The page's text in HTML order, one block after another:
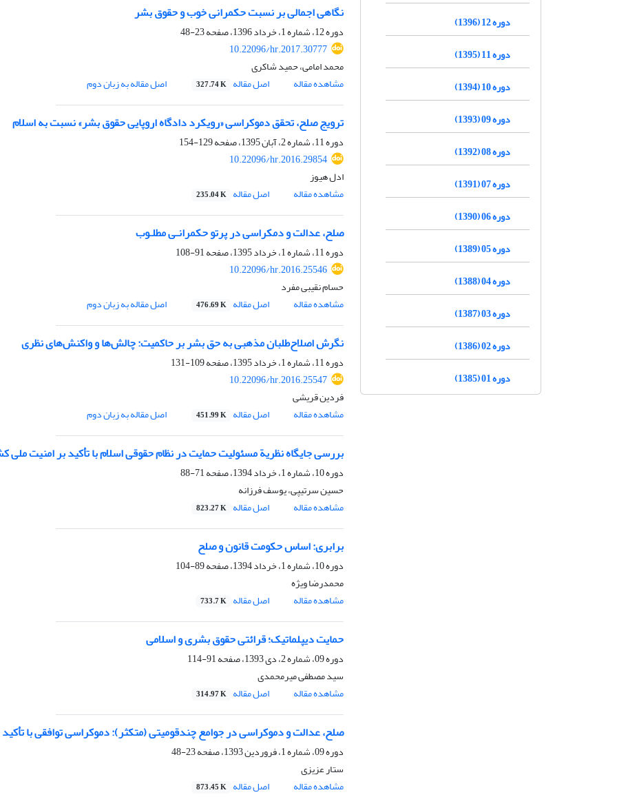
نگاهی اجمالی بر نسبت حکمرانی خوب و حقوق بشر
دوره 12، شماره 1، خرداد 1396، صفحه
23-48
10.22096/hr.2017.30777
محمد امامی، حمید شاکری
مشاهده مقاله
اصل مقاله 327.74 K اصل مقاله به زبان دوم
ترویج صلح، تحقق دموکراسی «رویکرد دادگاه اروپایی حقوق بشر» نسبت به اسلام
دوره 11، شماره 2، آبان 1395، صفحه
129-154
10.22096/hr.2016.29854
ادل هیوز
مشاهده مقاله
اصل مقاله 235.04 K
صلح، عدالت و دمکراسی در پرتو حکمرانـی مطلـوب
دوره 11، شماره 1، خرداد 1395، صفحه
91-108
10.22096/hr.2016.25546
حسام نقیبی مفرد
مشاهده مقاله
اصل مقاله 476.69 K اصل مقاله به زبان دوم
نگرش اصلاح‌طلبان مذهبی به حق بشر بر حاکمیت: چالش‌ها و واکنش‌های نظری
دوره 11، شماره 1، خرداد 1395، صفحه
109-131
10.22096/hr.2016.25547
فردین قریشی
مشاهده مقاله
اصل مقاله 451.99 K اصل مقاله به زبان دوم
بررسی جایگاه نظریة مسئولیت حمایت در نظام حقوقی اسلام با تأکید بر امنیت ملی
دوره 10، شماره 1، خرداد 1394، صفحه
71-88
حسین سرتیپی، یوسف فرزانه
مشاهده مقاله
اصل مقاله 823.27 K
برابری: اساس حکومت قانون و صلح
دوره 10، شماره 1، خرداد 1394، صفحه
89-104
محمدرضا ویژه
مشاهده مقاله
اصل مقاله 733.7 K
حمایت دیپلماتیک؛ قرائتی حقوق بشری و اسلامی
دوره 09، شماره 2، دی 1393، صفحه
91-114
سید مصطفی میرمحمدی
مشاهده مقاله
اصل مقاله 314.97 K
صلح، عدالت و دموکراسی در جوامع چندقومیتی (متکثر): دموکراسی توافقی با
دوره 09، شماره 1، فروردین 1393، صفحه
23-48
ستار عزیزی
مشاهده مقاله
اصل مقاله 873.45 K
دوره 12 (1396)
دوره 11 (1395)
دوره 10 (1394)
دوره 09 (1393)
دوره 08 (1392)
دوره 07 (1391)
دوره 06 (1390)
دوره 05 (1389)
دوره 04 (1388)
دوره 03 (1387)
دوره 02 (1386)
دوره 01 (1385)